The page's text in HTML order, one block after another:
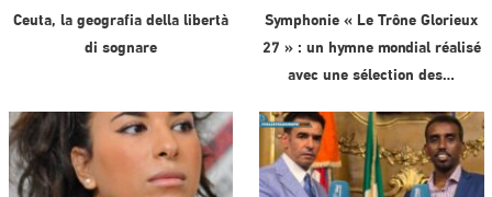
Ceuta, la geografia della libertà
di sognare
Symphonie « Le Trône Glorieux
27 » : un hymne mondial réalisé
avec une sélection des…